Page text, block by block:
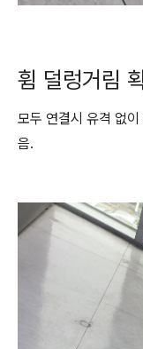
휨 덜렁거림
모두 연결시 유격 없
음.